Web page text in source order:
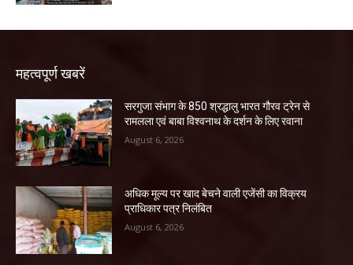
महत्वपूर्ण खबरें
सरगुजा संभाग के 850 श्रद्धालु भारत गौरव ट्रेन से
रामलला एवं बाबा विश्वनाथ के दर्शन के लिए रवाना
August 6, 2026
अधिक मूल्य पर खाद बेचने वाली एजेंसी का विक्रय
प्राधिकार पत्र निलंबित
August 6, 2026